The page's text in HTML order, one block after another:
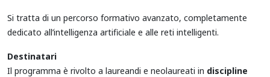
Si tratta di un percorso formativo avanzato, completamente
dedicato all’intelligenza artificiale e alle reti intelligenti.
Destinatari
Il programma è rivolto a laureandi e neolaureati in discipline